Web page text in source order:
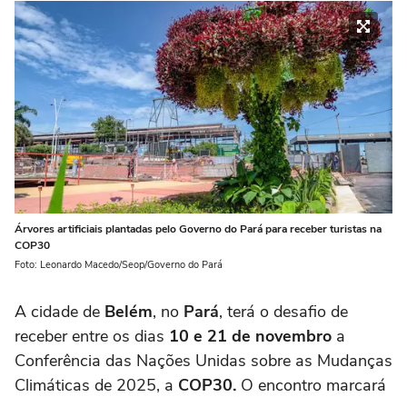
Árvores artificiais plantadas pelo Governo do Pará para receber turistas na
COP30
Foto: Leonardo Macedo/Seop/Governo do Pará
A cidade de Belém, no Pará, terá o desafio de
receber entre os dias 10 e 21 de novembro a
Conferência das Nações Unidas sobre as Mudanças
Climáticas de 2025, a COP30. O encontro marcará